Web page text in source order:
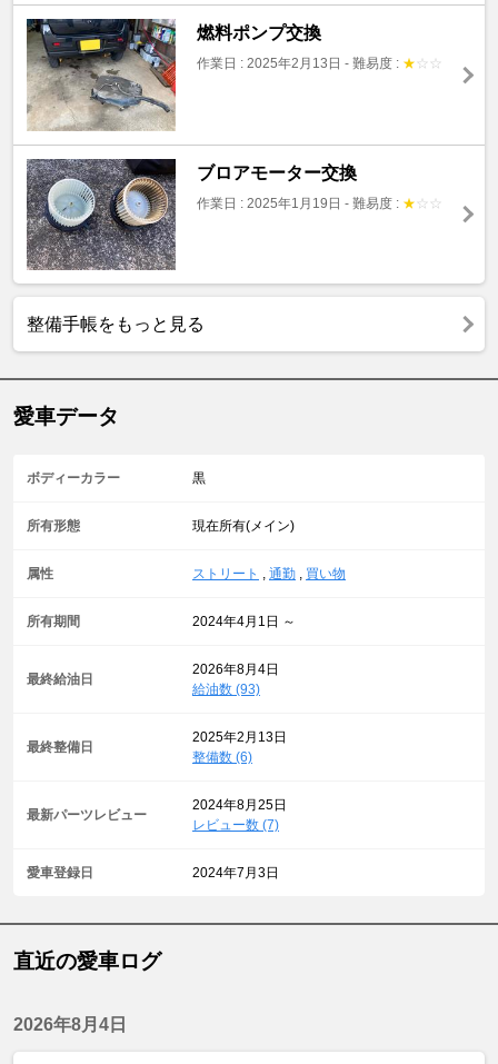
燃料ポンプ交換
作業日 : 2025年2月13日 - 難易度 : ★ ☆ ☆
ブロアモーター交換
作業日 : 2025年1月19日 - 難易度 : ★ ☆ ☆
整備手帳をもっと見る
愛車データ
ボディーカラー 黒
所有形態 現在所有(メイン)
属性 ストリート , 通勤 , 買い物
所有期間 2024年4月1日 ～
最終給油日
2026年8月4日
給油数 (93)
最終整備日
2025年2月13日
整備数 (6)
最新パーツレビュー
2024年8月25日
レビュー数 (7)
愛車登録日 2024年7月3日
直近の愛車ログ
2026年8月4日